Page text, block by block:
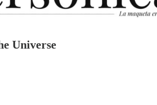
Universe